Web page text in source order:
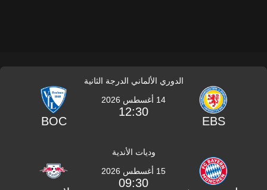
الدوري الألماني الدرجة الثانية
EBS
14 أغسطس 2026
12:30
BOC
وديات الأندية
15 أغسطس 2026
09:30